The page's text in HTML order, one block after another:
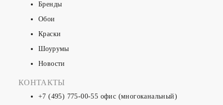
Бренды
Обои
Краски
Шоурумы
Новости
КОНТАКТЫ
+7 (495) 775-00-55 офис (многоканальный)